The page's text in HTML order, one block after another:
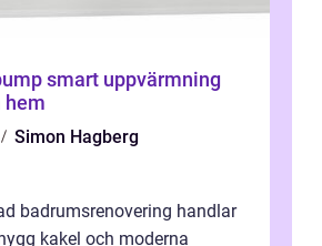
hem
Simon Hagberg
badrumsrenovering handlar
kakel och moderna